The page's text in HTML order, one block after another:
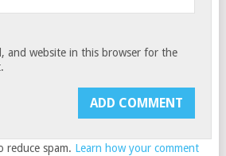
and website in this browser for the
reduce spam. Learn how your comment